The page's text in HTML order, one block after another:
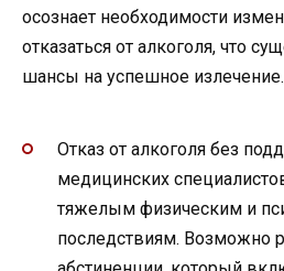
осознает необходимости
отказаться от алкоголя, что
шансы на успешное излечение.
Отказ от алкоголя без
медицинских
тяжелым физическим и
последствиям. Возможно